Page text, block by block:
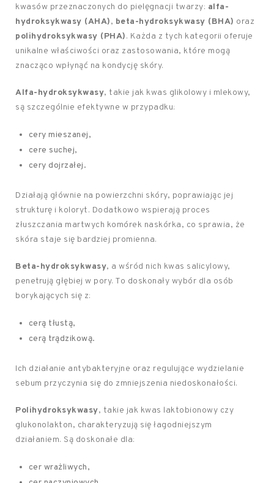
kwasów przeznaczonych do pielęgnacji twarzy: alfa-
hydroksykwasy (AHA), beta-hydroksykwasy (BHA) oraz
polihydroksykwasy (PHA). Każda z tych kategorii oferuje
unikalne właściwości oraz zastosowania, które mogą
znacząco wpłynąć na kondycję skóry.
Alfa-hydroksykwasy, takie jak kwas glikolowy i mlekowy,
są szczególnie efektywne w przypadku:
cery mieszanej,
cere suchej,
cery dojrzałej.
Działają głównie na powierzchni skóry, poprawiając jej
strukturę i koloryt. Dodatkowo wspierają proces
złuszczania martwych komórek naskórka, co sprawia, że
skóra staje się bardziej promienna.
Beta-hydroksykwasy, a wśród nich kwas salicylowy,
penetrują głębiej w pory. To doskonały wybór dla osób
borykających się z:
cerą tłustą,
cerą trądzikową.
Ich działanie antybakteryjne oraz regulujące wydzielanie
sebum przyczynia się do zmniejszenia niedoskonałości.
Polihydroksykwasy, takie jak kwas laktobionowy czy
glukonolakton, charakteryzują się łagodniejszym
działaniem. Są doskonałe dla:
cer wrażliwych,